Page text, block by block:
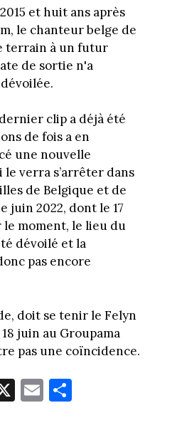
et huit ans après
le chanteur belge de
terrain à un futur
de sortie n'a
clip a déjà été
de fois a en
une nouvelle
verra s’arrêter dans
de Belgique et de
juin 2022, dont le 17
le moment, le lieu du
dévoilé et la
pas encore
doit se tenir le Felyn
juin au Groupama
pas une coïncidence.
X E
m
Pa
rt